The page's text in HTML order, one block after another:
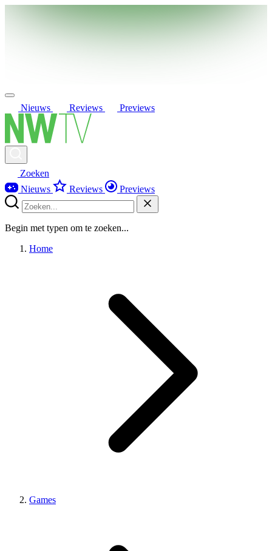
Nieuws Reviews Previews
Zoeken
Nieuws
Reviews Previews
Begin met typen om te zoeken...
Home
Games